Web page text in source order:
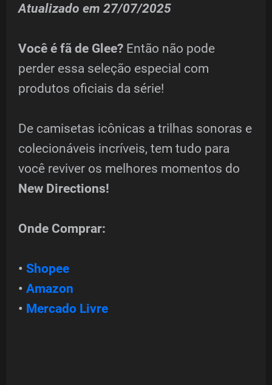
Atualizado em 27/07/2025
Você é fã de Glee? Então não pode
perder essa seleção especial com
produtos oficiais da série!
De camisetas icônicas a trilhas sonoras e
colecionáveis incríveis, tem tudo para
você reviver os melhores momentos do
New Directions!
Onde Comprar:
• Shopee
• Amazon
• Mercado Livre